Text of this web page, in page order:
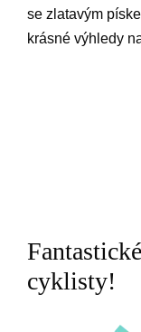
se zlatavým
krásné výhledy
cyklisty!